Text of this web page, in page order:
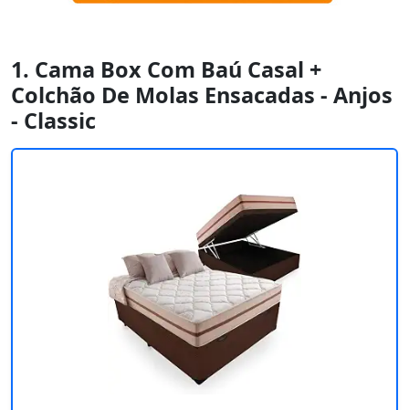
1. Cama Box Com Baú Casal +
Colchão De Molas Ensacadas - Anjos
- Classic